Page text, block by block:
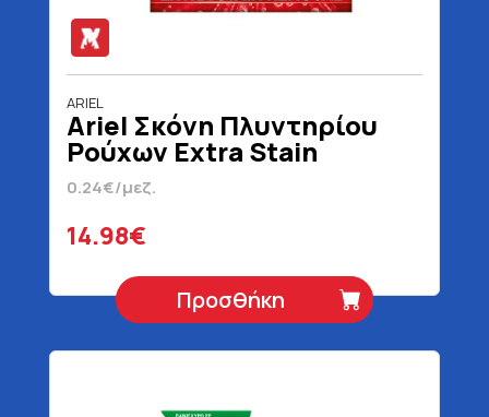
ARIEL
Ariel Σκόνη Πλυντηρίου
Ρούχων Extra Stain
Removal 62 Μεζούρες
4030 gr
0.24€/μεζ.
14.98€
Προσθήκη